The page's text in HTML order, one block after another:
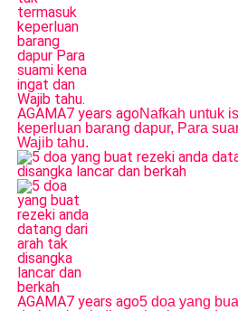
AGAMA7 years agoNafkah untuk
keperluan barang dapur, Para
Wajib tahu.
AGAMA7 years ago5 doa yang